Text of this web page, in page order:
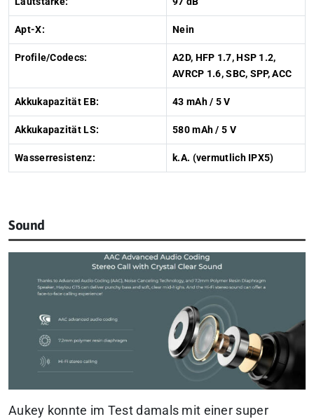
Apt-X: Nein
Profile/Codecs:
A2D, HFP 1.7, HSP 1.2,
AVRCP 1.6, SBC, SPP, ACC
Akkukapazität EB: 43 mAh / 5 V
Akkukapazität LS: 580 mAh / 5 V
Wasserresistenz: k.A. (vermutlich IPX5)
Sound
Aukey konnte im Test damals mit einer super